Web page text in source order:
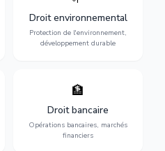
Droit environnemental
Protection de l'environnement,
développement durable
conformité
environnementale, litiges et
développement durable.
🏦
Droit bancaire
Opérations bancaires, marchés
financiers
Gestion de vos opérations
financières : contentieux
bancaire, investissements et
régulation.